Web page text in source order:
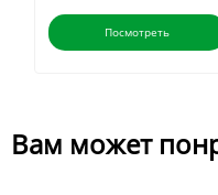
Посмотреть
Вам может